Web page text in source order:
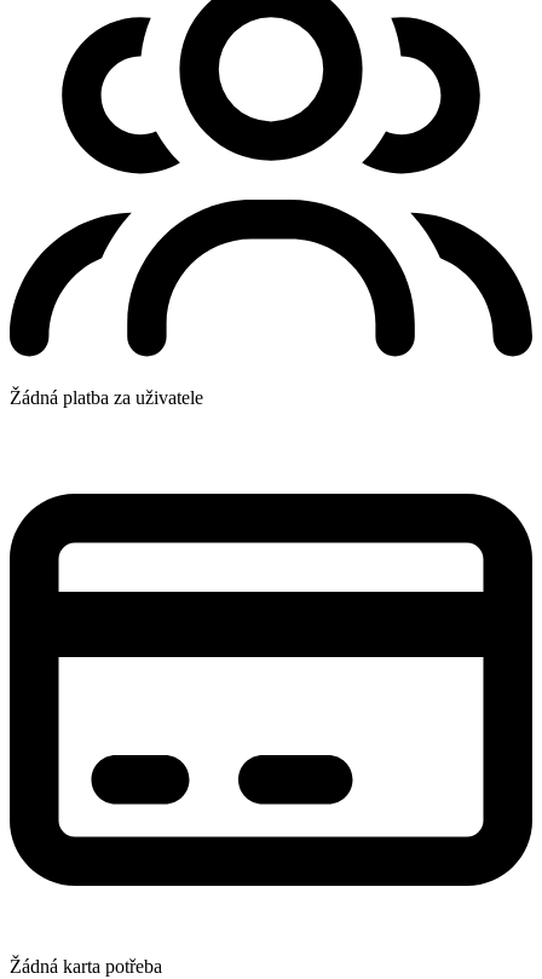
Žádná platba za uživatele
Žádná karta potřeba